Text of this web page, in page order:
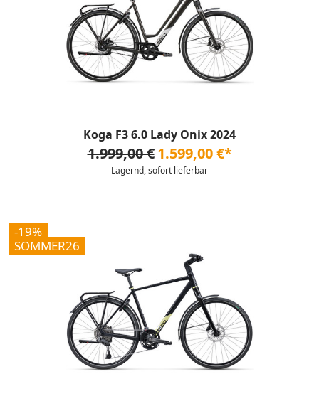
Koga F3 6.0 Lady Onix 2024
1.999,00 € 1.599,00 €*
Lagernd, sofort lieferbar
-19%
SOMMER26